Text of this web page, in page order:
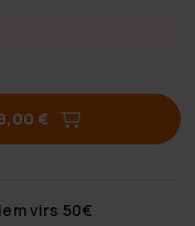
€
virs 50€